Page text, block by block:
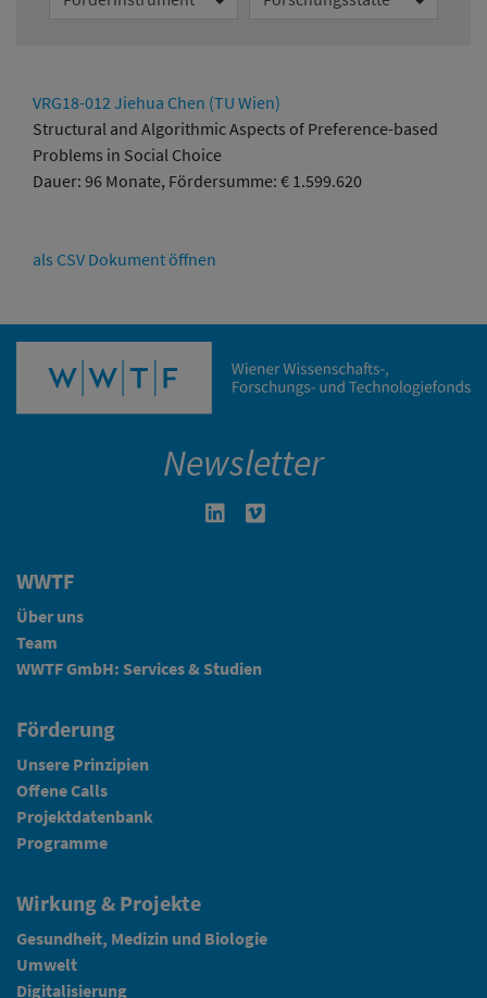
VRG18-012 Jiehua Chen (TU Wien)
Structural and Algorithmic Aspects of Preference-based
Problems in Social Choice
Dauer: 96 Monate, Fördersumme: € 1.599.620
als CSV Dokument öffnen
Newsletter
Linkedin in neuem Fenster öffnen
WWTF
Über uns
Team
WWTF GmbH: Services & Studien
Förderung
Unsere Prinzipien
Offene Calls
Projektdatenbank
Programme
Wirkung & Projekte
Gesundheit, Medizin und Biologie
Umwelt
Digitalisierung